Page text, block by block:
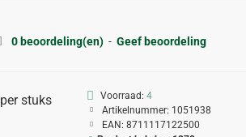
0 beoordeling(en) - Geef beoordeling
per stuks Voorraad: 4
Artikelnummer: 1051938
EAN: 8711117122500